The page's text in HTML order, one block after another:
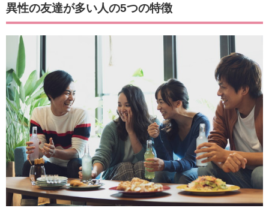
異性の友達が多い人の5つの特徴